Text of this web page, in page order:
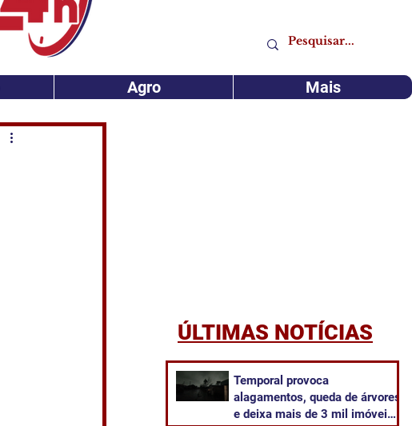
Agro Mais
ÚLTIMAS NOTÍCIAS
Temporal provoca
alagamentos, queda de árvores
e deixa mais de 3 mil imóveis